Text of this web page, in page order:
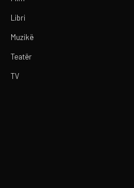
Libri
Muzikë
Teatër
TV